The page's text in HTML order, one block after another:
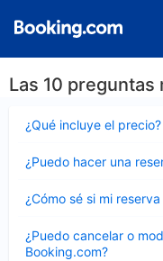
Las 10
¿Qué incluye el precio?
cerrado
¿Puedo hacer una
cerrado
¿Cómo sé si mi
cerrado
¿Puedo cancelar o
Booking.com?
cerrado